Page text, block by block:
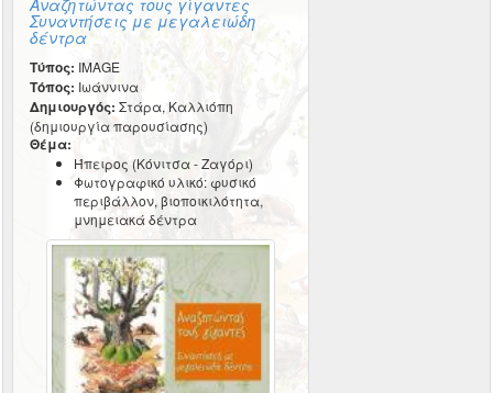
Αναζητώντας τους γίγαντες
Συναντήσεις με μεγαλειώδη
δέντρα
Τύπος: IMAGE
Τόπος: Ιωάννινα
Δημιουργός: Στάρα, Καλλιόπη
(δημιουργία παρουσίασης)
Θέμα:
Ήπειρος (Κόνιτσα - Ζαγόρι)
Φωτογραφικό υλικό: φυσικό
περιβάλλον, βιοποικιλότητα,
μνημειακά δέντρα